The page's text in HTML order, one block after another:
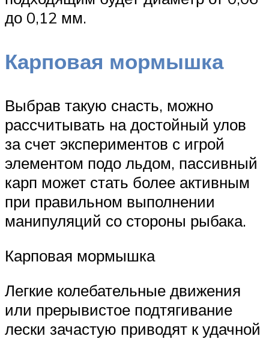
до 0,12 мм.
Карповая мормышка
Выбрав такую снасть, можно
рассчитывать на достойный улов
за счет экспериментов с игрой
элементом подо льдом, пассивный
карп может стать более активным
при правильном выполнении
манипуляций со стороны рыбака.
Карповая мормышка
Легкие колебательные движения
или прерывистое подтягивание
лески зачастую приводят к удачной